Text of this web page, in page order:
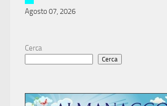
Agosto 07, 2026
Cerca
Cerca